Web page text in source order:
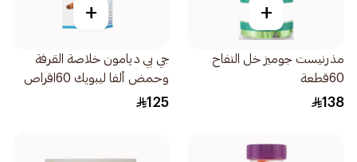
+
مذرنيست جوميز خل التفاح
60قطعة
138
+
جي بي ديامون خلاصة القرفة
وحمض ألفا ليبويك 60اقراص
125